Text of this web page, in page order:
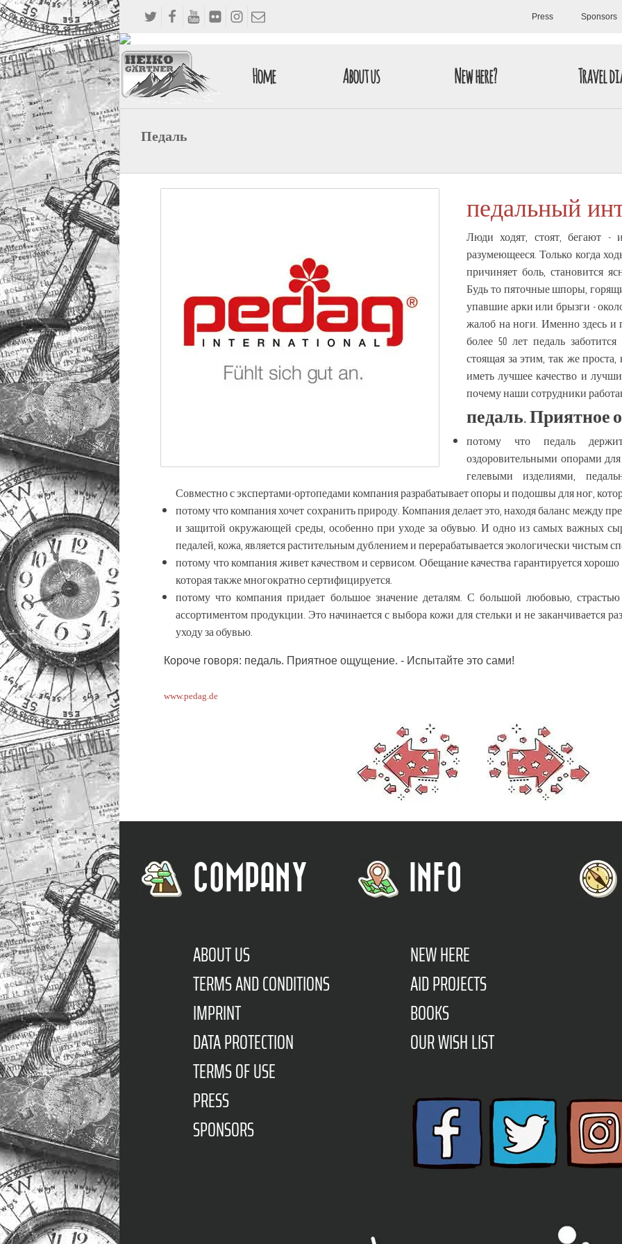
Press Sponsors
Home About us New here? Travel
Педаль
педальный
Люди ходят, стоят, бегают -
разумеющееся. Только когда
причиняет боль, становится
Будь то пяточные шпоры,
упавшие арки или брызги -
жалоб на ноги. Именно здесь и
более 50 лет педаль
стоящая за этим, так же
иметь лучшее качество и
почему наши сотрудники
педаль. Приятное
потому что педаль
оздоровительными опорами
гелевыми изделиями,
Совместно с экспертами-ортопедами компания разрабатывает опоры и подошвы для ног,
потому что компания хочет сохранить природу. Компания делает это, находя баланс между
и защитой окружающей среды, особенно при уходе за обувью. И одно из самых важных
педалей, кожа, является растительным дублением и перерабатывается экологически чистым
потому что компания живет качеством и сервисом. Обещание качества гарантируется
которая также многократно сертифицируется.
потому что компания придает большое значение деталям. С большой любовью,
ассортиментом продукции. Это начинается с выбора кожи для стельки и не заканчивается
уходу за обувью.
Короче говоря: педаль. Приятное ощущение. - Испытайте это сами!
www.pedag.de
COMPANY
ABOUT US
TERMS AND CONDITIONS
IMPRINT
DATA PROTECTION
TERMS OF USE
PRESS
SPONSORS
INFO
NEW HERE
AID PROJECTS
BOOKS
OUR WISH LIST